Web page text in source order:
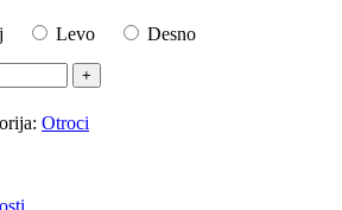
Levo
Desno
Otroci